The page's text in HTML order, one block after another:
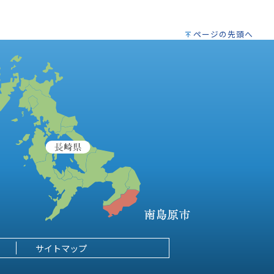
ページの先頭へ
サイトマップ